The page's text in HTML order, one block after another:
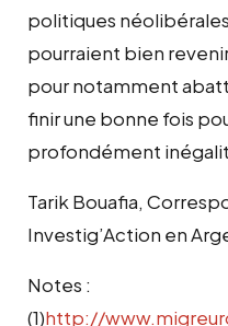
politiques
pourraient bien
pour notamment
finir une bonne fois
profondément
Tarik Bouafia,
Investig’Action en
Notes :
(1)http://